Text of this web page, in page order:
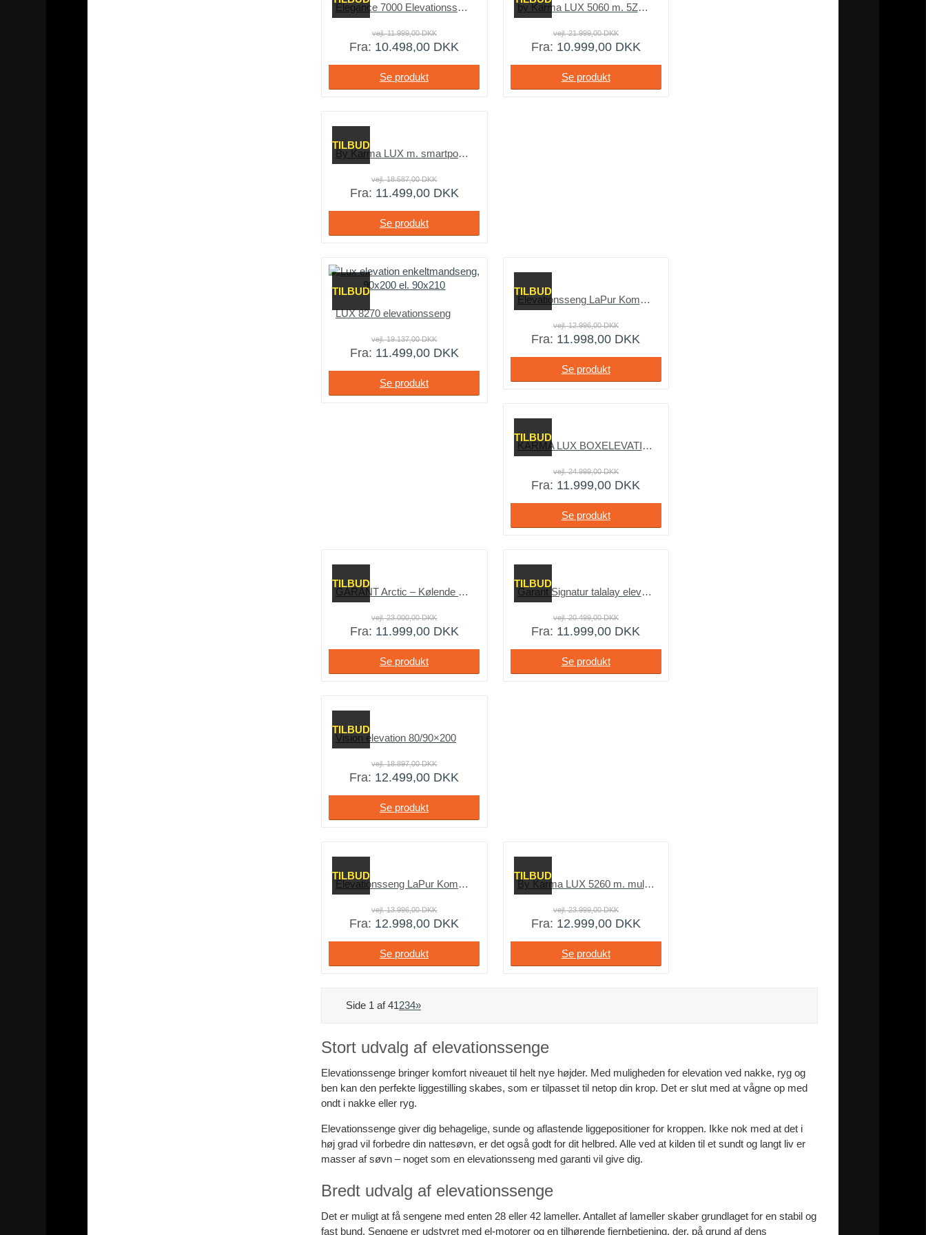
Elegance 7000 Elevationsseng med madras
vejl.11.999,00DKK
Fra: 10.498,00 DKK
Se produkt
by Karma LUX 5060 m. 5ZP-pocketfjedre
vejl.21.999,00DKK
Fra: 10.999,00 DKK
Se produkt
TILBUD
By Karma LUX m. smartpocket fjedre
vejl.18.587,00DKK
Fra: 11.499,00 DKK
Se produkt
TILBUD
LUX 8270 elevationsseng
vejl.19.137,00DKK
Fra: 11.499,00 DKK
Se produkt
TILBUD
Elevationsseng LaPur Komplet 15
vejl.12.996,00DKK
Fra: 11.998,00 DKK
Se produkt
TILBUD
KARMA LUX BOXELEVATION 90×200/210
vejl.24.999,00DKK
Fra: 11.999,00 DKK
Se produkt
TILBUD
GARANT Arctic – Kølende Elevationsseng
vejl.23.000,00DKK
Fra: 11.999,00 DKK
Se produkt
TILBUD
Garant Signatur talalay elevationsseng -Inspireret af naturen
vejl.20.499,00DKK
Fra: 11.999,00 DKK
Se produkt
TILBUD
Vision elevation 80/90×200
vejl.18.897,00DKK
Fra: 12.499,00 DKK
Se produkt
TILBUD
Elevationsseng LaPur Komplet 20
vejl.13.996,00DKK
Fra: 12.998,00 DKK
Se produkt
TILBUD
By Karma LUX 5260 m. multipocket fjedre
vejl.23.999,00DKK
Fra: 12.999,00 DKK
Se produkt
Side 1 af 41234»
Stort udvalg af elevationssenge
Elevationssenge bringer komfort niveauet til helt nye højder. Med muligheden for elevation ved nakke, ryg og
ben kan den perfekte liggestilling skabes, som er tilpasset til netop din krop. Det er slut med at vågne op med
ondt i nakke eller ryg.
Elevationssenge giver dig behagelige, sunde og aflastende liggepositioner for kroppen. Ikke nok med at det i
høj grad vil forbedre din nattesøvn, er det også godt for dit helbred. Alle ved at kilden til et sundt og langt liv er
masser af søvn – noget som en elevationsseng med garanti vil give dig.
Bredt udvalg af elevationssenge
Det er muligt at få sengene med enten 28 eller 42 lameller. Antallet af lameller skaber grundlaget for en stabil og
fast bund. Sengene er udstyret med el-motorer og en tilhørende fjernbetjening, der, på grund af dens